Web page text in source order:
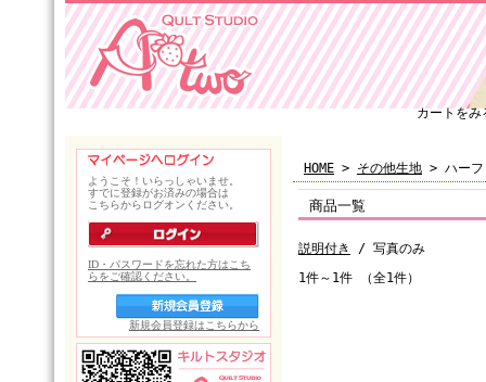
カートをみ
HOME > その他生地 > ハーフ
商品一覧
説明付き
/ 写真のみ
1件～1件 （全1件）